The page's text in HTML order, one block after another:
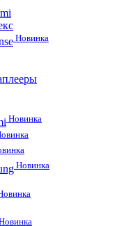
Новинка
Новинка
Новинка